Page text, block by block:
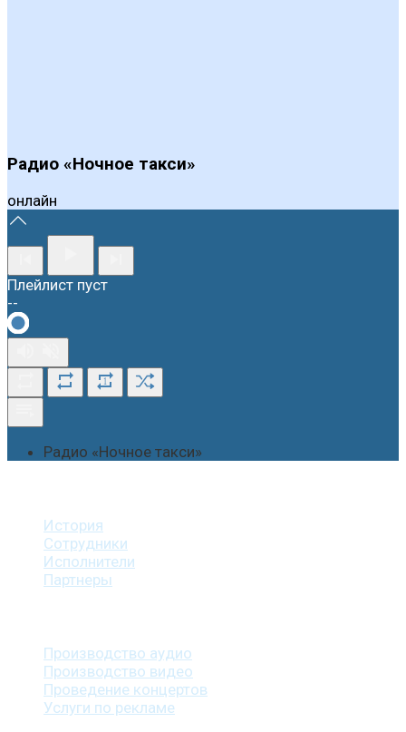
Радио «Ночное такси»
онлайн
Плейлист пуст
--
1
Радио «Ночное такси»
История
Сотрудники
Исполнители
Партнеры
Производство аудио
Производство видео
Проведение концертов
Услуги по рекламе